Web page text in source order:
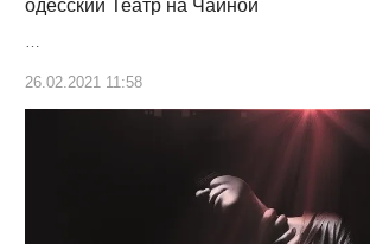
одесский Театр на Чайной
26.02.2021 11:58